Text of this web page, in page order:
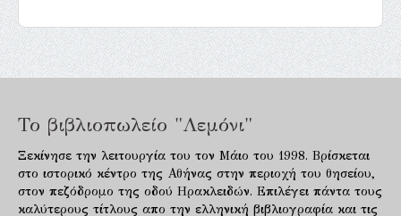
Το βιβλιοπωλείο "Λεμόνι"
Ξεκίνησε την λειτουργία του τον Μάιο του 1998. Βρίσκεται
στο ιστορικό κέντρο της Αθήνας στην περιοχή του θησείου,
στον πεζόδρομο της οδού Ηρακλειδών. Επιλέγει πάντα τους
καλύτερους τίτλους απο την ελληνική βιβλιογραφία και τις